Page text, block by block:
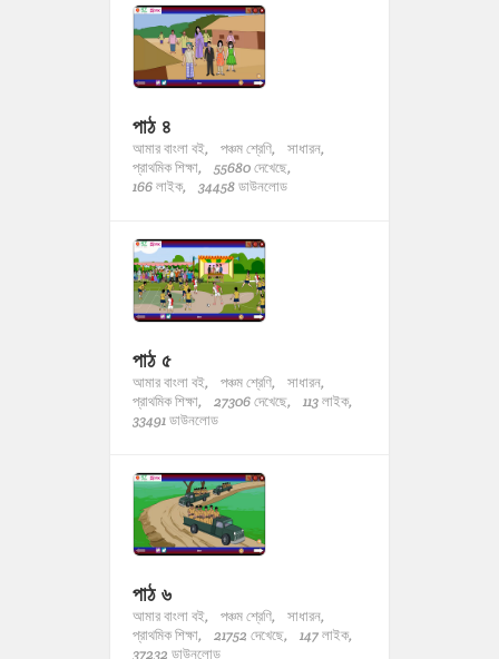
পাঠ ৪
আমার বাংলা বই, পঞ্চম শ্রেণি,
সাধারন,
প্রাথমিক শিক্ষা,
55680 দেখেছে,
166 লাইক,
34458 ডাউনলোড
পাঠ ৫
আমার বাংলা বই, পঞ্চম শ্রেণি,
সাধারন,
প্রাথমিক শিক্ষা,
27306 দেখেছে,
113 লাইক,
33491 ডাউনলোড
পাঠ ৬
আমার বাংলা বই, পঞ্চম শ্রেণি,
সাধারন,
প্রাথমিক শিক্ষা,
21752 দেখেছে,
147 লাইক,
37232 ডাউনলোড